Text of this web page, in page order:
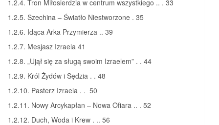
1.2.4. Tron Miłosierdzia w centrum wszystkiego .. . 33
1.2.5. Szechina – Światło Niestworzone . 35
1.2.6. Idąca Arka Przymierza .. 39
1.2.7. Mesjasz Izraela 41
1.2.8. „Ujął się za sługą swoim Izraelem” . . 44
1.2.9. Król Żydów i Sędzia . . 48
1.2.10. Pasterz Izraela . . 50
1.2.11. Nowy Arcykapłan – Nowa Ofiara .. . 52
1.2.12. Duch, Woda i Krew . .. 56